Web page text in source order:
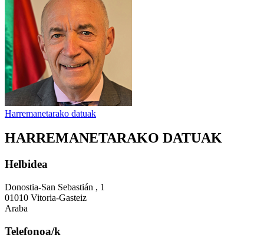
Harremanetarako datuak
HARREMANETARAKO DATUAK
Helbidea
Donostia-San Sebastián , 1
01010 Vitoria-Gasteiz
Araba
Telefonoa/k